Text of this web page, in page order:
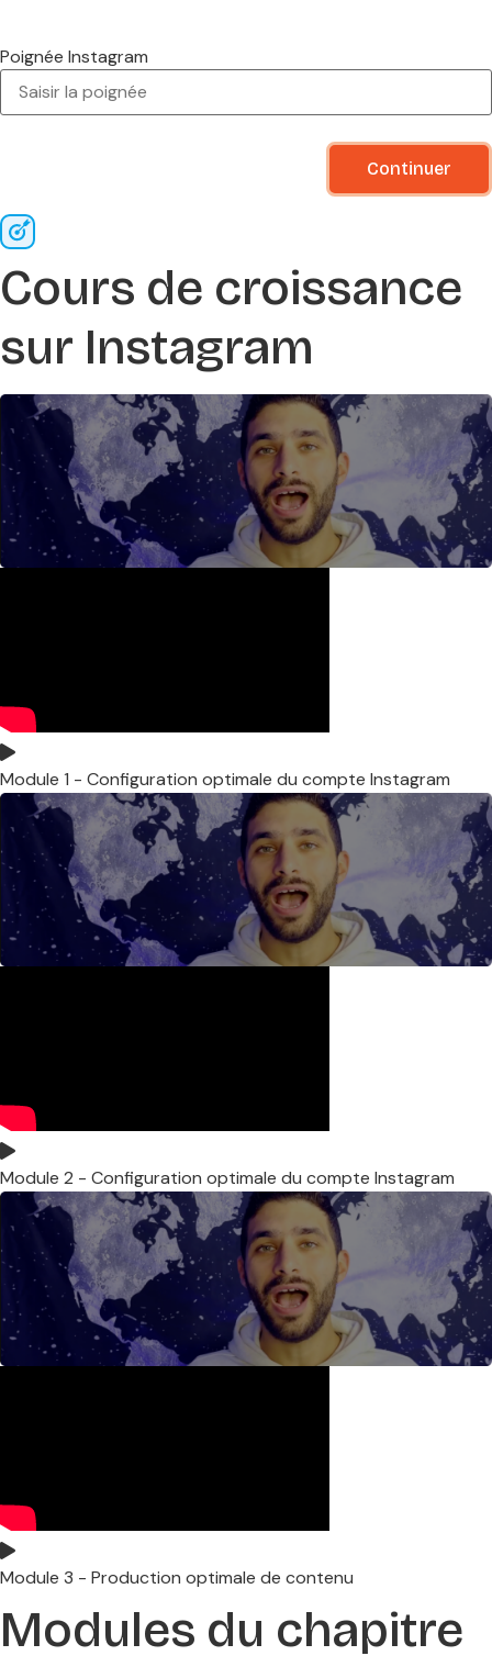
Poignée Instagram
Cours de croissance
sur Instagram
Module 1 - Configuration optimale du compte Instagram
Module 2 - Configuration optimale du compte Instagram
Module 3 - Production optimale de contenu
Modules du chapitre